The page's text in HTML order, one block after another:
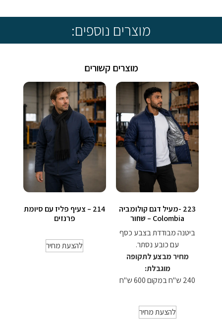
מוצרים נוספים:
מוצרים קשורים
223 -מעיל דגם קולומביה
Colombia – שחור
ביטנה מבודדת בצבע כסף
עם כובע נסתר.
מחיר מבצע לתקופה
מוגבלת:
240 ש"ח במקום 600 ש"ח
להצעת מחיר
214 – צעיף פליז עם סיומת
פרנזים
להצעת מחיר